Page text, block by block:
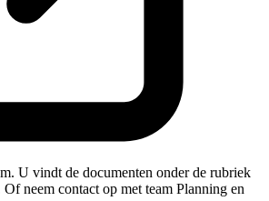
U vindt de documenten onder de rubriek
neem contact op met team Planning en